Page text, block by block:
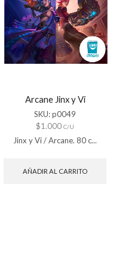
Arcane Jinx y Vi
SKU:p0049
$1.000 C/U
Jinx y Vi / Arcane. 80 c...
AÑADIR AL CARRITO